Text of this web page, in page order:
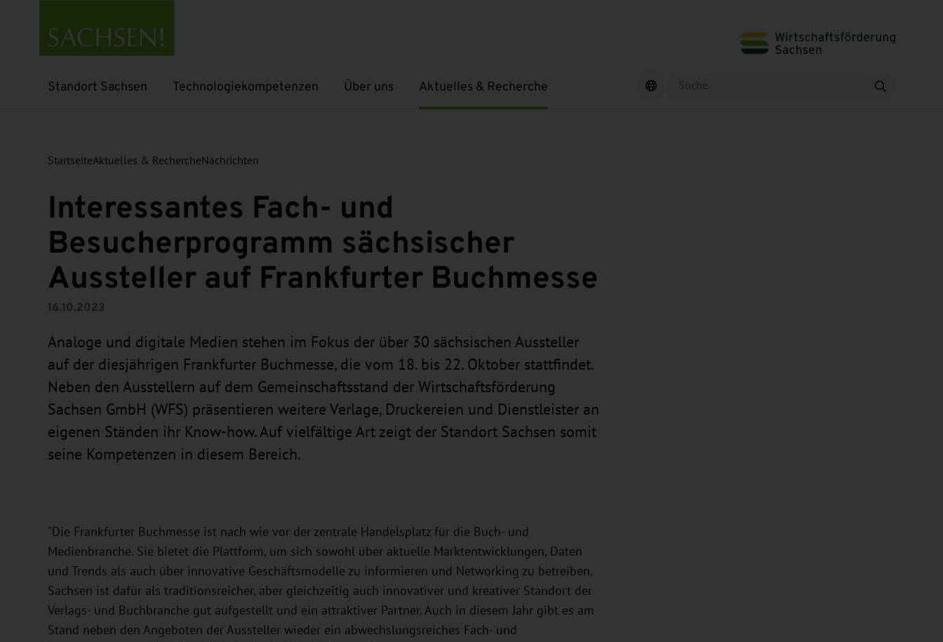
Standort Sachsen
Untermenü öffnen Technologiekompetenzen
Untermenü öffnen Über uns
Untermenü öffnenAktuelles & Recherche
Untermenü öffnen Finden
StartseiteAktuelles & RechercheNachrichten
Interessantes Fach- und
Besucherprogramm sächsischer
Aussteller auf Frankfurter Buchmesse
16.10.2023
Analoge und digitale Medien stehen im Fokus der über 30 sächsischen Aussteller
auf der diesjährigen Frankfurter Buchmesse, die vom 18. bis 22. Oktober stattfindet.
Neben den Ausstellern auf dem Gemeinschaftsstand der Wirtschaftsförderung
Sachsen GmbH (WFS) präsentieren weitere Verlage, Druckereien und Dienstleister an
eigenen Ständen ihr Know-how. Auf vielfältige Art zeigt der Standort Sachsen somit
seine Kompetenzen in diesem Bereich.
"Die Frankfurter Buchmesse ist nach wie vor der zentrale Handelsplatz für die Buch- und
Medienbranche. Sie bietet die Plattform, um sich sowohl über aktuelle Marktentwicklungen, Daten
und Trends als auch über innovative Geschäftsmodelle zu informieren und Networking zu betreiben.
Sachsen ist dafür als traditionsreicher, aber gleichzeitig auch innovativer und kreativer Standort der
Verlags- und Buchbranche gut aufgestellt und ein attraktiver Partner. Auch in diesem Jahr gibt es am
Stand neben den Angeboten der Aussteller wieder ein abwechslungsreiches Fach- und